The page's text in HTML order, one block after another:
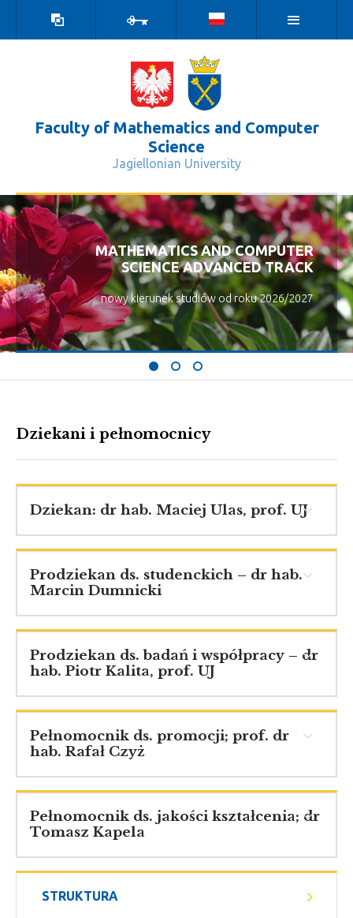
contrast
version
Faculty of Mathematics and Computer
Science
Jagiellonian University
Dziekani i pełnomocnicy - Wydział
MATHEMATICS AND COMPUTER
SCIENCE ADVANCED TRACK
nowy kierunek studiów od roku 2026/2027
STRUKTURA
Dziekani i pełnomocnicy
Dziekan: dr hab. Maciej Ulas, prof. UJ
Prodziekan ds. studenckich – dr hab.
Marcin Dumnicki
Prodziekan ds. badań i współpracy – dr
hab. Piotr Kalita, prof. UJ
Pełnomocnik ds. promocji; prof. dr
hab. Rafał Czyż
Pełnomocnik ds. jakości kształcenia; dr
Tomasz Kapela